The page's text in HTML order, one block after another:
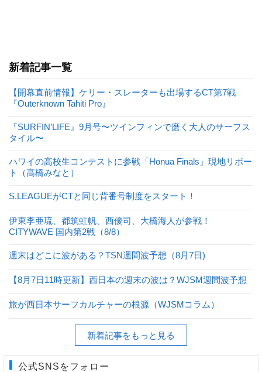
新着記事一覧
【開幕直前情報】ケリー・スレーターも出場するCT第7戦
『Outerknown Tahiti Pro』
『SURFIN’LIFE』9月号〜ツインフィンで磨く大人のサーフス
タイル〜
ハワイの高校生コンテストに参戦「Honua Finals」現地リポー
ト（高橋みなと）
S.LEAGUEがCTと同じ背番号制度をスタート！
伊東李亜琉、都筑虹帆、西優司、大橋海人が参戦！
CITYWAVE 国内第2戦（8/8）
週末はどこに波がある？TSN週間波予想（8月7日)
【8月7日11時更新】西日本の週末の波は？WJSM週間波予想
旅が西日本サーフカルチャーの根源（WJSMコラム）
新着記事をもっと見る
公式SNSをフォロー